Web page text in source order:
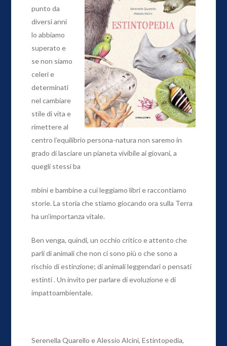
punto da
diversi anni
lo abbiamo
superato e
se non siamo
celeri e
determinati
nel cambiare
stile di vita e
rimettere al
centro l’equilibrio persona-natura non saremo in
grado di lasciare un pianeta vivibile ai giovani, a
quegli stessi ba
mbini e bambine a cui leggiamo libri e raccontiamo
storie. La storia che stiamo giocando ora sulla Terra
ha un’importanza vitale.
Ben venga, quindi, un occhio critico e attento che
parli dianimali che non ci sono più o che sono a
rischio diestinzione; di animali leggendari o pensati
estinti . Un invito per parlare dievoluzionee di
impattoambientale.
Serenella Quarello e Alessio Alcini, Estintopedia,